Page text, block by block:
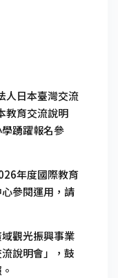
人日本臺灣交流
教育交流說明
踴躍報名參
年度國際教育
參閱運用，請
域觀光振興事業
說明會」，鼓